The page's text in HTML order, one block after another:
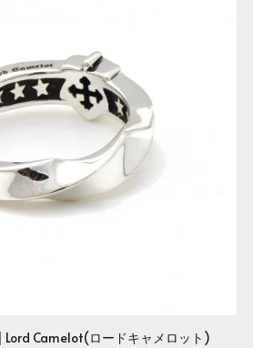
Lord Camelot(ロードキャメロット)